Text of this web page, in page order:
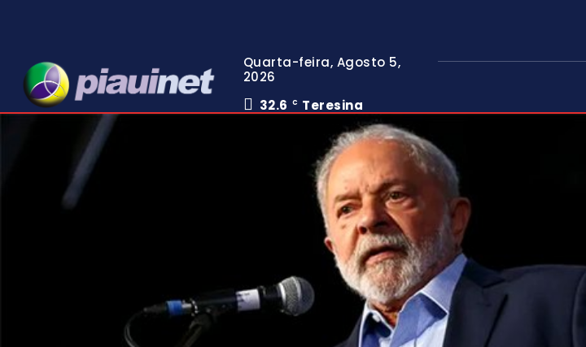
Quarta-feira, Agosto 5,
2026
32.6
C Teresina